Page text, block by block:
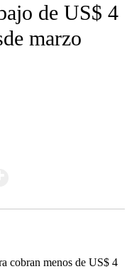
de US$ 4
marzo
cobran menos de US$ 4